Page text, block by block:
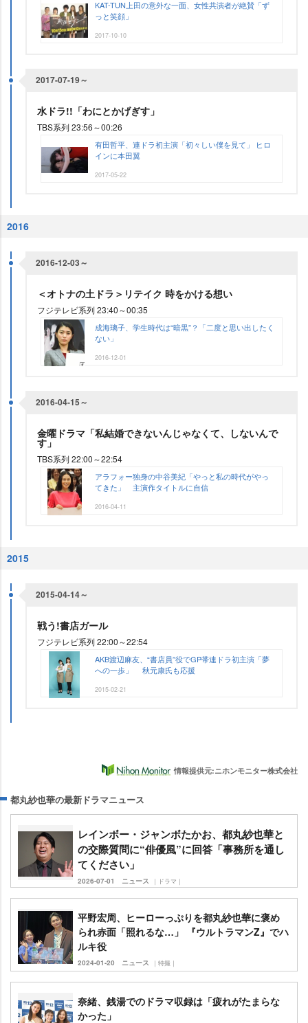
KAT-TUN上田の意外な一面、女性共演者が絶賛「ず
っと笑顔」
2017-10-10
2017-07-19～
水ドラ!!「わにとかげぎす」
TBS系列 23:56～00:26
有田哲平、連ドラ初主演「初々しい僕を見て」 ヒロ
インに本田翼
2017-05-22
2016
2016-12-03～
＜オトナの土ドラ＞リテイク 時をかける想い
フジテレビ系列 23:40～00:35
成海璃子、学生時代は“暗黒”？「二度と思い出したく
ない」
2016-12-01
2016-04-15～
金曜ドラマ「私結婚できないんじゃなくて、しないんで
す」
TBS系列 22:00～22:54
アラフォー独身の中谷美紀「やっと私の時代がやっ
てきた」 主演作タイトルに自信
2016-04-11
2015
2015-04-14～
戦う!書店ガール
フジテレビ系列 22:00～22:54
AKB渡辺麻友、“書店員”役でGP帯連ドラ初主演「夢
への一歩」 秋元康氏も応援
2015-02-21
情報提供元:ニホンモニター株式会社
都丸紗也華の最新ドラマニュース
レインボー・ジャンボたかお、都丸紗也華と
の交際質問に“俳優風”に回答「事務所を通し
てください」
2026-07-01 ニュース ｜ドラマ｜
平野宏周、ヒーローっぷりを都丸紗也華に褒め
られ赤面「照れるな…」 『ウルトラマンZ』でハ
ルキ役
2024-01-20 ニュース ｜特撮｜
奈緒、銭湯でのドラマ収録は「疲れがたまらな
かった」